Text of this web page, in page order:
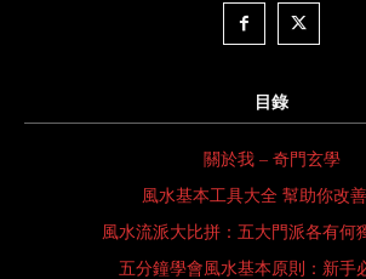
目錄
關於我 – 奇門玄學
風水基本工具大全 幫助你改
風水流派大比拼：五大門派各有何
五分鐘學會風水基本原則：新手